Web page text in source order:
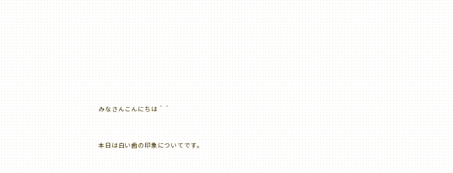
みなさんこんにちは＾＾
本日は白い歯の印象についてです。